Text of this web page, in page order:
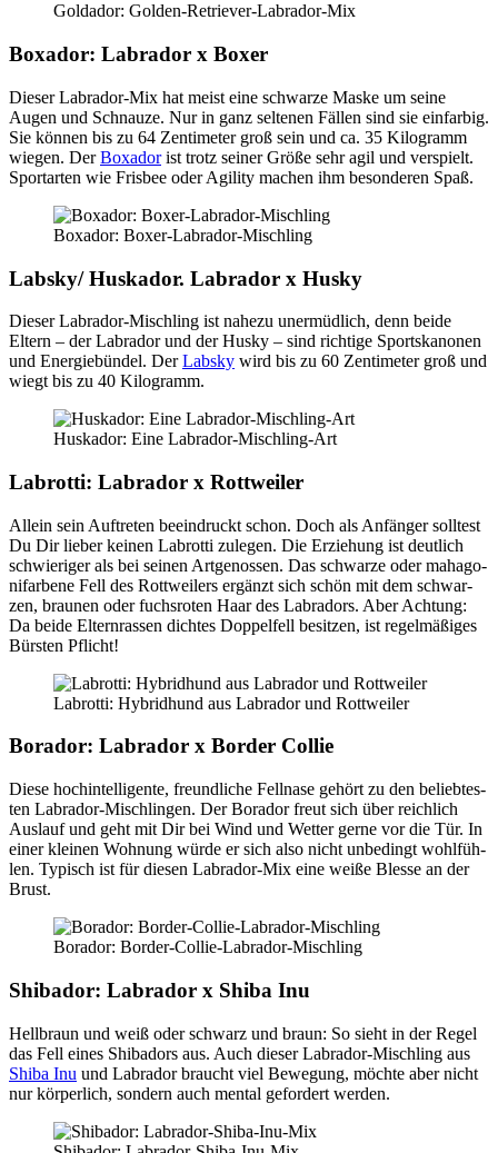
Gold­ador: Gol­den-Retrie­ver-Labra­dor-Mix
Boxa­dor: Labra­dor x Boxer
Die­ser Labra­dor-Mix hat meist eine schwar­ze Mas­ke um sei­ne
Augen und Schnau­ze. Nur in ganz sel­te­nen Fäl­len sind sie ein­far­big.
Sie kön­nen bis zu 64 Zen­ti­me­ter groß sein und ca. 35 Kilo­gramm
wie­gen. DerBoxa­dorist trotz sei­ner Grö­ße sehr agil und ver­spielt.
Sport­ar­ten wie Fris­bee oder Agi­li­ty machen ihm beson­de­ren Spaß.
Boxa­dor: Boxer-Labra­dor-Misch­ling
Labsky/ Hus­ka­dor. Labra­dor x Hus­ky
Die­ser Labra­dor-Misch­ling ist nahe­zu uner­müd­lich, denn bei­de
Eltern – der Labra­dor und der Hus­ky – sind rich­ti­ge Sports­ka­no­nen
und Ener­gie­bün­del. DerLabs­ky wird bis zu 60 Zen­ti­me­ter groß und
wiegt bis zu 40 Kilo­gramm.
Hus­ka­dor: Eine Labra­dor-Misch­ling-Art
Labrot­ti: Labra­dor x Rott­wei­ler
Allein sein Auf­tre­ten beein­druckt schon. Doch als Anfän­ger soll­test
Du Dir lie­ber kei­nen Labrot­ti zule­gen. Die Erzie­hung ist deut­lich
schwie­ri­ger als bei sei­nen Art­ge­nos­sen. Das schwar­ze oder maha­go­
ni­far­be­ne Fell des Rott­wei­lers ergänzt sich schön mit dem schwar­
zen, brau­nen oder fuchs­ro­ten Haar des Labra­dors. Aber Ach­tung:
Da bei­de Eltern­ras­sen dich­tes Dop­pel­fell besit­zen, ist regel­mä­ßi­ges
Bürs­ten Pflicht!
Labrot­ti: Hybrid­hund aus Labra­dor und Rott­wei­ler
Bora­dor: Labra­dor x Bor­der Col­lie
Die­se hoch­in­tel­li­gen­te, freund­li­che Fell­na­se gehört zu den belieb­tes­
ten Labra­dor-Misch­lin­gen. Der Bora­dor freut sich über reich­lich
Aus­lauf und geht mit Dir bei Wind und Wet­ter ger­ne vor die Tür. In
einer klei­nen Woh­nung wür­de er sich also nicht unbe­dingt wohl­füh­
len. Typisch ist für die­sen Labra­dor-Mix eine wei­ße Bles­se an der
Brust.
Bora­dor: Bor­der-Col­lie-Labra­dor-Misch­ling
Shi­ba­dor: Labra­dor x Shi­ba Inu
Hell­braun und weiß oder schwarz und braun: So sieht in der Regel
das Fell eines Shi­ba­dors aus. Auch die­ser Labra­dor-Misch­ling aus
Shi­ba Inu und Labra­dor braucht viel Bewe­gung, möch­te aber nicht
nur kör­per­lich, son­dern auch men­tal gefor­dert wer­den.